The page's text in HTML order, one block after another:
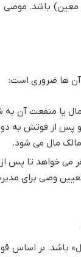
معین) باشد.
ها ضروری است:
مال یا منفعت آن
پس از فوتش به
مال می شود.
خواهد تا پس از
وصی برای
بر اساس